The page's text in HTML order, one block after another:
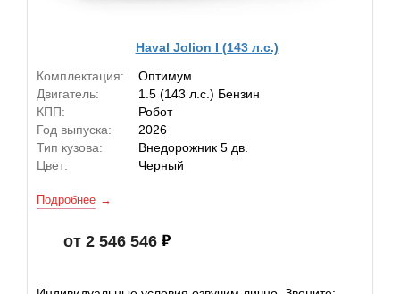
Haval Jolion I (143 л.с.)
Комплектация:
Оптимум
Двигатель:
1.5 (143 л.с.) Бензин
КПП:
Робот
Год выпуска:
2026
Тип кузова:
Внедорожник 5 дв.
Цвет:
Черный
Подробнее
от 2 546 546